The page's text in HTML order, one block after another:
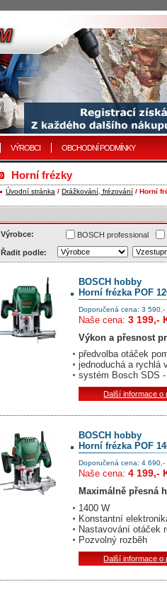
VÝROBCI OBCHODNÍ PODMÍNKY
Horní frézky
Úvodní stránka / Drážkování, frézování / Horní
Výrobce: BOSCH professional
Řadit podle:
BOSCH hobby
Horní frézka POF
Doporučená cena: 3 590,-
Naše cena: 3 199,-
Výkon a přesnost
předvolba otáček
jednoduchá a rychlá
systém Bosch SDS
Další informace o
BOSCH hobby
Horní frézka POF
Doporučená cena: 4 690,-
Naše cena: 4 199,-
Maximálně přesná
1400 W
Konstantní
Nastavování otáček
Pozvolný rozběh
Další informace o